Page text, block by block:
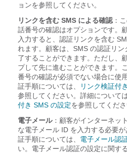
ョンを参照してください。
リンクを含む SMS による確認 ：
話番号の確認はオプションです。
入力すると、認証リンクを含む
れます。顧客は、SMS の認証リ
了することができます。ただし、
プして先に進むことができます。
番号の確認が必須でない場合に使
証手順については、
リンク検証付
参照してください。詳細については
付き SMS の設定を参照してくださ
電子メール：顧客がインターネッ
な電子メール ID を入力する必要
証手順については、 電子メール認
い。電子メール認証の設定に関す